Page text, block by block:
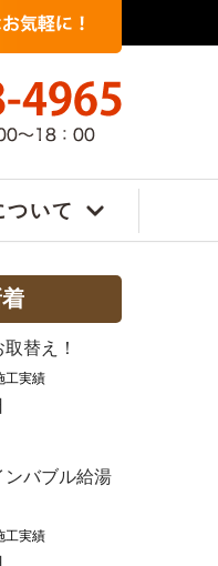
ついて
替え！
工実績
ンバブル給湯
工実績